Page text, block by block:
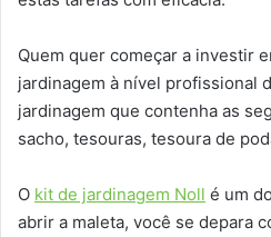
Quem quer começar a investir
jardinagem à nível profissional
jardinagem que contenha as
sacho, tesouras, tesoura de
O kit de jardinagem Noll é um
abrir a maleta, você se depara